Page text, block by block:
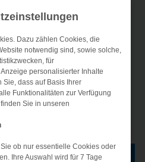
Menü
Dazu zählen Cookies, die
notwendig sind, sowie solche,
für
personalisierter Inhalte
Sie, dass auf Basis Ihrer
Funktionalitäten zur Verfügung
Sie in unseren
ob nur essentielle Cookies oder
Ihre Auswahl wird für 7 Tage